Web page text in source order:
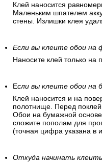
Клей наносится
Маленьким шпателем
стены. Излишки клея
Если вы клеите обои на
Наносите клей только на
Если вы клеите обои на
Клей наносится и на
полотнище. Перед
Обои на бумажной
сложите пополам для
(точная цифра указана в
Откуда начинать